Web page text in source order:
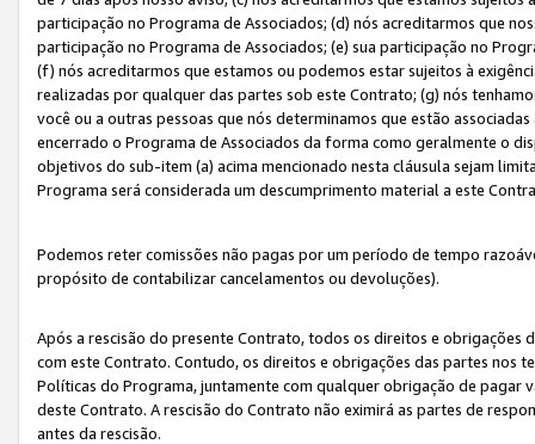
participação no Programa de Associados; (d) nós acreditarmos que
participação no Programa de Associados; (e) sua participação no
(f) nós acreditarmos que estamos ou podemos estar sujeitos à
realizadas por qualquer das partes sob este Contrato; (g) nós
você ou a outras pessoas que nós determinamos que estão
encerrado o Programa de Associados da forma como geralmente o
objetivos do sub-item (a) acima mencionado nesta cláusula sejam
Programa será considerada um descumprimento material a este
Podemos reter comissões não pagas por um período de tempo
propósito de contabilizar cancelamentos ou devoluções).
Após a rescisão do presente Contrato, todos os direitos e obrigações
com este Contrato. Contudo, os direitos e obrigações das partes nos
Políticas do Programa, juntamente com qualquer obrigação de
deste Contrato. A rescisão do Contrato não eximirá as partes de
antes da rescisão.